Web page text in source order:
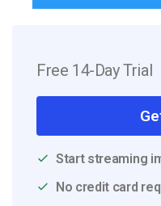
Free 14-Day Trial
Start streaming
No credit card